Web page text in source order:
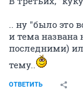
.. ну "было это
и тема названа
последними)
тему..
ОТВЕТИТЬ